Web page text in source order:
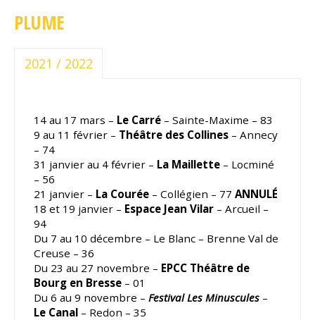
PLUME
2021 / 2022
14 au 17 mars – Le Carré – Sainte-Maxime – 83
9 au 11 février – Théâtre des Collines – Annecy
– 74
31 janvier au 4 février – La Maillette – Locminé
– 56
21 janvier – La Courée – Collégien – 77 ANNULÉ
18 et 19 janvier – Espace Jean Vilar – Arcueil –
94
Du 7 au 10 décembre – Le Blanc – Brenne Val de
Creuse – 36
Du 23 au 27 novembre – EPCC Théâtre de
Bourg en Bresse – 01
Du 6 au 9 novembre – Festival Les Minuscules –
Le Canal – Redon – 35